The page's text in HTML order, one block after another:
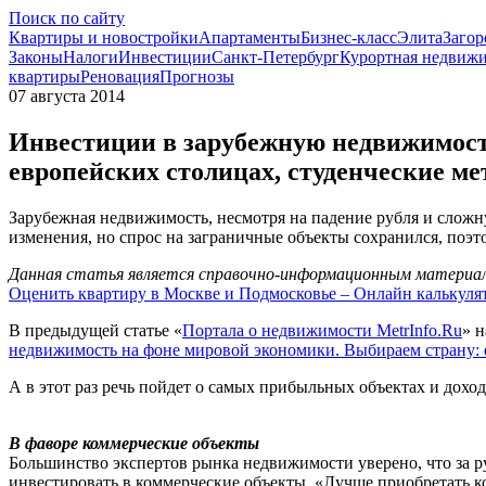
Поиск по сайту
Квартиры и новостройкиАпартаментыБизнес-классЭлита
ЗаконыНалогиИнвестицииСанкт-ПетербургКурортная
квартирыРеновацияПрогнозы
07 августа 2014
Инвестиции в зарубежную
европейских столицах, студенческие
Зарубежная недвижимость, несмотря на падение рубля и
изменения, но спрос на заграничные объекты сохранился,
Данная статья является справочно-информационным
Оценить квартиру в Москве и Подмосковье – Онлайн
В предыдущей статье «Портала о недвижимости MetrInfo.Ru»
недвижимость на фоне мировой экономики. Выбираем
А в этот раз речь пойдет о самых прибыльных объектах и
В фаворе коммерческие объекты
Большинство экспертов рынка недвижимости уверено, что
инвестировать в коммерческие объекты. «Лучше